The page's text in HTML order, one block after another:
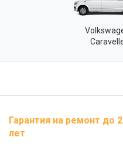
Гарантия на ремонт до 2
лет